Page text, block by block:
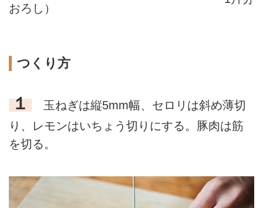
おろし）
つくり方
１
玉ねぎは縦5mm幅、セロリは斜め薄切
り、レモンはいちょう切りにする。豚肉は筋
を切る。